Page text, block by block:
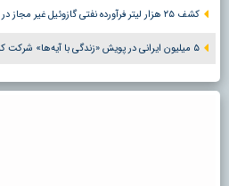
کشف ۲۵ هزار لیتر فرآورده نفتی گازوئیل غیر مجاز در اشتهارد
۵ میلیون ایرانی در پویش «زندگی با آیه‌ها» شرکت کردند